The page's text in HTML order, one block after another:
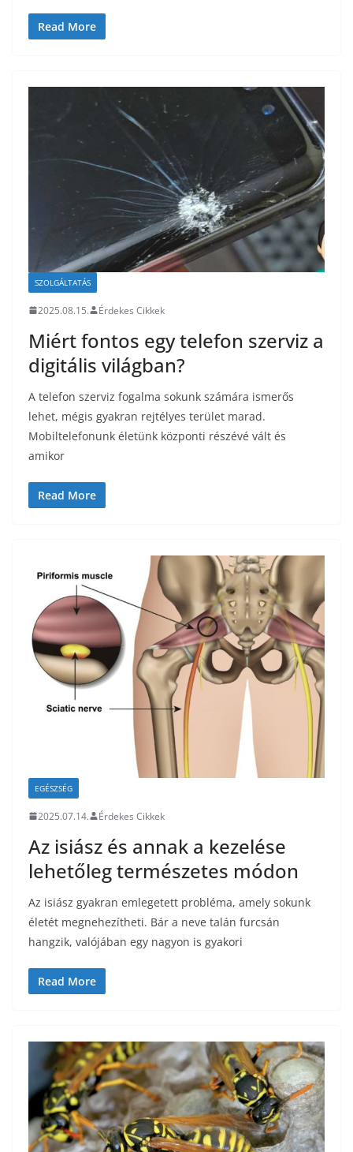
Read More
SZOLGÁLTATÁS
2025.08.15. Érdekes Cikkek
Miért fontos egy telefon szerviz a
digitális világban?
A telefon szerviz fogalma sokunk számára ismerős
lehet, mégis gyakran rejtélyes terület marad.
Mobiltelefonunk életünk központi részévé vált és
amikor
Read More
EGÉSZSÉG
2025.07.14. Érdekes Cikkek
Az isiász és annak a kezelése
lehetőleg természetes módon
Az isiász gyakran emlegetett probléma, amely sokunk
életét megnehezítheti. Bár a neve talán furcsán
hangzik, valójában egy nagyon is gyakori
Read More